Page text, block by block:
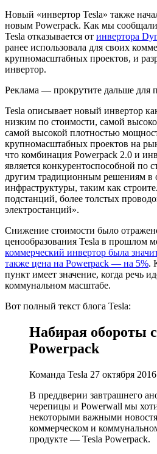
Новый «инвертор Tesla» также
новым Powerpack. Как мы сообщали
Tesla отказывается от инвертора
ранее использовала для своих
крупномасштабных проектов, и
инвертор.
Реклама — прокрутите дальше для
Tesla описывает новый инвертор
низким по стоимости, самой
самой высокой плотностью
крупномасштабных проектов на
что комбинация Powerpack 2.0 и
является конкурентоспособной по
другим традиционным решениям в
инфраструктуры, таким как
подстанций, более толстых
электростанций».
Снижение стоимости было
ценообразования Tesla в прошлом
коммерческий инвертор была
также цена на Powerpack — на 5%.
пункт имеет значение, когда речь
коммунальном масштабе.
Вот полный текст блога Tesla:
Набирая обороты
Powerpack
Команда Tesla 27 октября 2016
В преддверии завтрашнего
черепицы и Powerwall мы
некоторыми важными
коммерческом и
продукте — Tesla Powerpack.